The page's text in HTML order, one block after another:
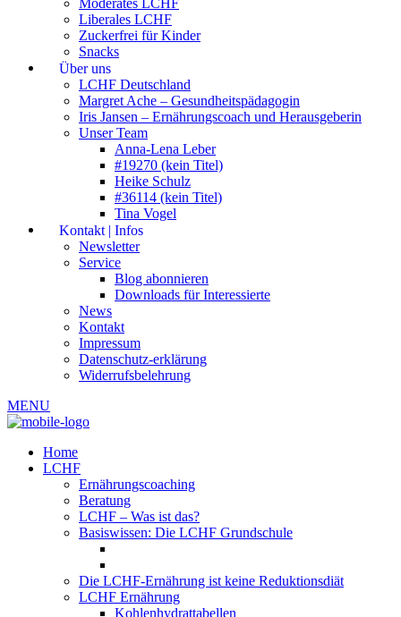
Liberales LCHF
Zuckerfrei für Kinder
Snacks
Über uns
LCHF Deutschland
Margret Ache – Gesundheitspädagogin
Iris Jansen – Ernährungscoach und Herausgeberin
Unser Team
Anna-Lena Leber
#19270 (kein Titel)
Heike Schulz
#36114 (kein Titel)
Tina Vogel
Kontakt | Infos
Newsletter
Service
Blog abonnieren
Downloads für Interessierte
News
Kontakt
Impressum
Datenschutz-erklärung
Widerrufsbelehrung
MENU
Home
LCHF
Ernährungscoaching
Beratung
LCHF – Was ist das?
Basiswissen: Die LCHF Grundschule
Die LCHF-Ernährung ist keine Reduktionsdiät
LCHF Ernährung
Kohlenhydrattabellen